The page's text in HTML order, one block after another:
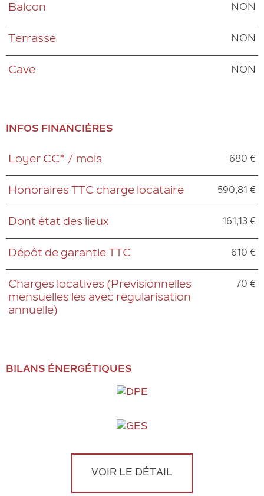
Balcon NON
Terrasse NON
Cave NON
INFOS FINANCIÈRES
Caractéristiques Valeurs
Loyer CC* / mois 680 €
Honoraires TTC charge locataire 590,81 €
Dont état des lieux 161,13 €
Dépôt de garantie TTC 610 €
Charges locatives (Previsionnelles
mensuelles les avec regularisation
annuelle)
70 €
BILANS ÉNERGÉTIQUES
VOIR LE DÉTAIL